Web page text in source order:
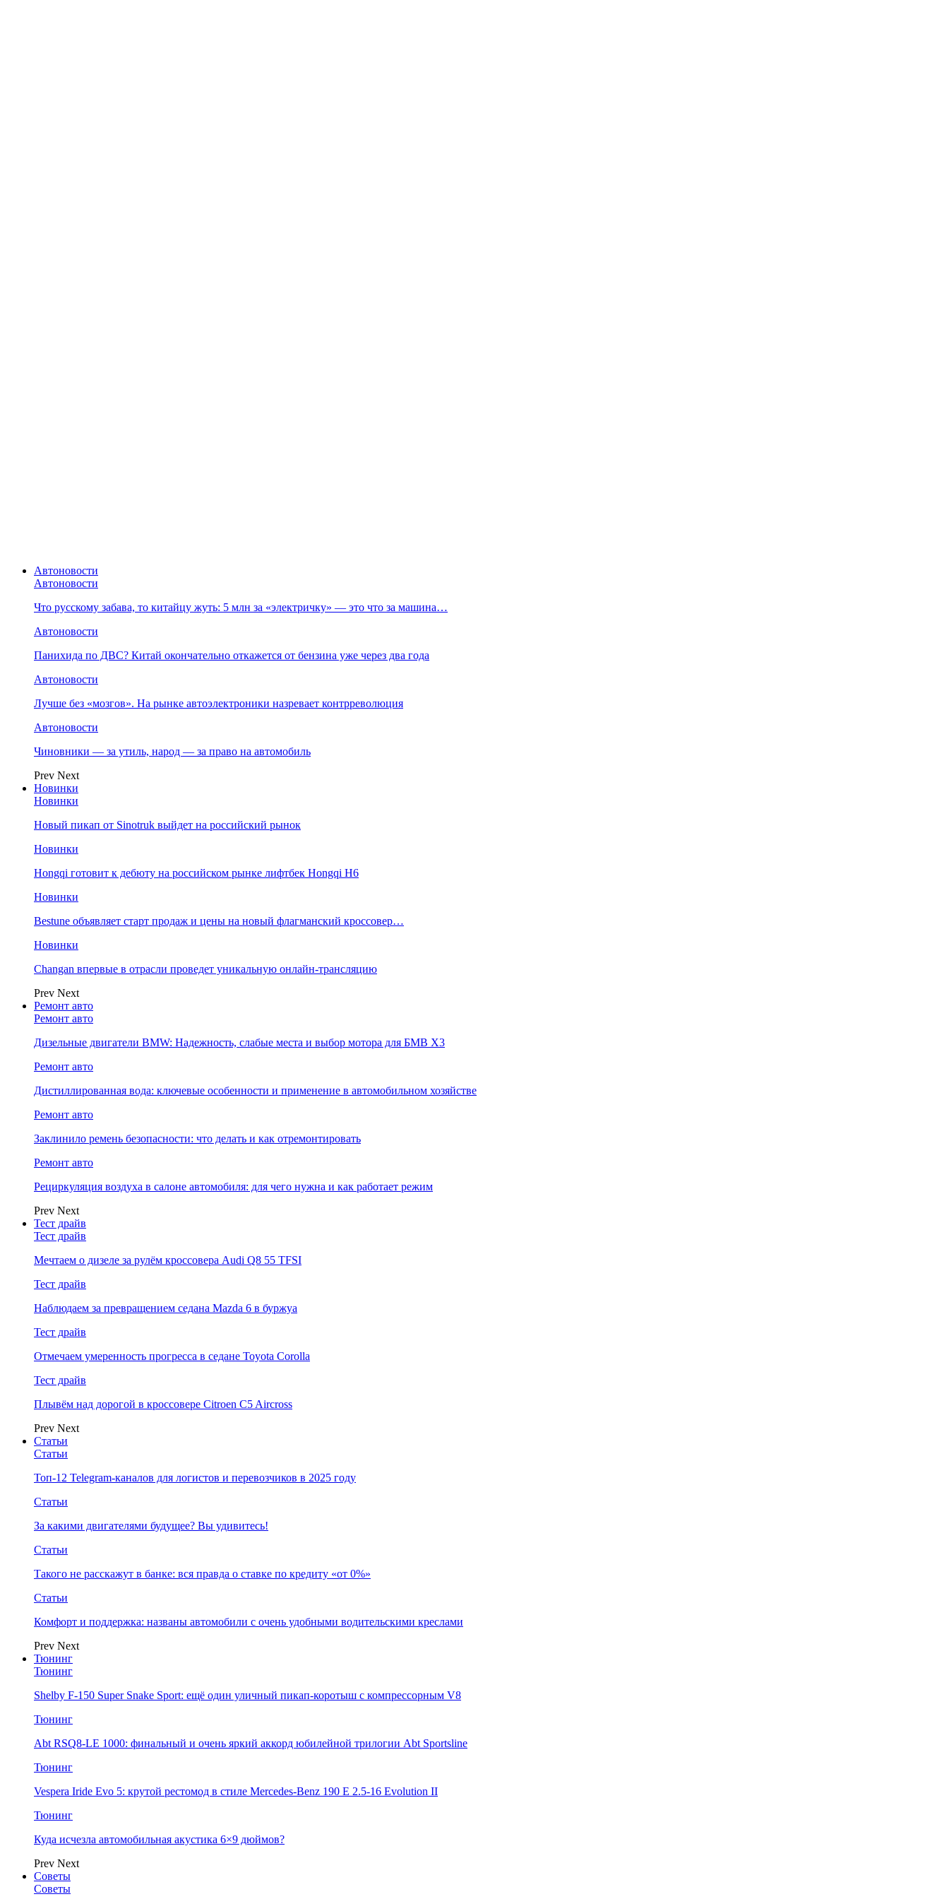
Автоновости
Автоновости
Что русскому забава, то китайцу жуть: 5 млн за «электричку» — это что за машина…
Автоновости
Панихида по ДВС? Китай окончательно откажется от бензина уже через два года
Автоновости
Лучше без «мозгов». На рынке автоэлектроники назревает контрреволюция
Автоновости
Чиновники — за утиль, народ — за право на автомобиль
Prev Next
Новинки
Новинки
Новый пикап от Sinotruk выйдет на российский рынок
Новинки
Hongqi готовит к дебюту на российском рынке лифтбек Hongqi H6
Новинки
Bestune объявляет старт продаж и цены на новый флагманский кроссовер…
Новинки
Changan впервые в отрасли проведет уникальную онлайн-трансляцию
Prev Next
Ремонт авто
Ремонт авто
Дизельные двигатели BMW: Надежность, слабые места и выбор мотора для БМВ Х3
Ремонт авто
Дистиллированная вода: ключевые особенности и применение в автомобильном хозяйстве
Ремонт авто
Заклинило ремень безопасности: что делать и как отремонтировать
Ремонт авто
Рециркуляция воздуха в салоне автомобиля: для чего нужна и как работает режим
Prev Next
Тест драйв
Тест драйв
Мечтаем о дизеле за рулём кроссовера Audi Q8 55 TFSI
Тест драйв
Наблюдаем за превращением седана Mazda 6 в буржуа
Тест драйв
Отмечаем умеренность прогресса в седане Toyota Corolla
Тест драйв
Плывём над дорогой в кроссовере Citroen C5 Aircross
Prev Next
Статьи
Статьи
Топ-12 Telegram-каналов для логистов и перевозчиков в 2025 году
Статьи
За какими двигателями будущее? Вы удивитесь!
Статьи
Такого не расскажут в банке: вся правда о ставке по кредиту «от 0%»
Статьи
Комфорт и поддержка: названы автомобили с очень удобными водительскими креслами
Prev Next
Тюнинг
Тюнинг
Shelby F-150 Super Snake Sport: ещё один уличный пикап-коротыш с компрессорным V8
Тюнинг
Abt RSQ8-LE 1000: финальный и очень яркий аккорд юбилейной трилогии Abt Sportsline
Тюнинг
Vespera Iride Evo 5: крутой рестомод в стиле Mercedes-Benz 190 E 2.5-16 Evolution II
Тюнинг
Куда исчезла автомобильная акустика 6×9 дюймов?
Prev Next
Советы
Советы